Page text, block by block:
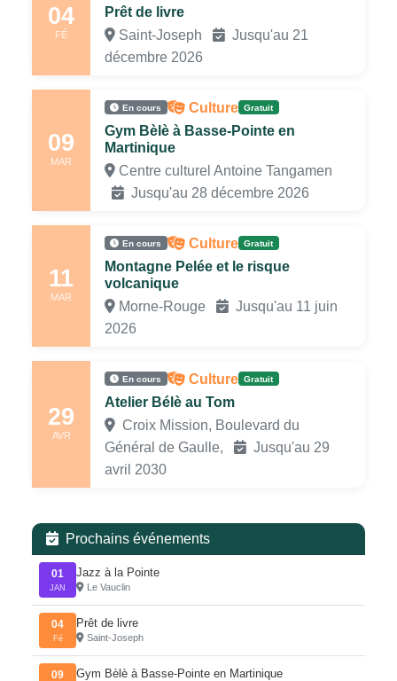
04
FÉ
Prêt de livre
Saint-Joseph
Jusqu'au 21
décembre 2026
09
MAR
En cours Culture Gratuit
Gym Bèlè à Basse-Pointe en
Martinique
Centre culturel Antoine Tangamen
Jusqu'au 28 décembre 2026
11
MAR
En cours Culture Gratuit
Montagne Pelée et le risque
volcanique
Morne-Rouge
Jusqu'au 11 juin
2026
29
AVR
En cours Culture Gratuit
Atelier Bélè au Tom
Croix Mission, Boulevard du
Général de Gaulle,
Jusqu'au 29
avril 2030
Prochains événements
01
JAN
Jazz à la Pointe
Le Vauclin
04
Fé
Prêt de livre
Saint-Joseph
09 Gym Bèlè à Basse-Pointe en Martinique